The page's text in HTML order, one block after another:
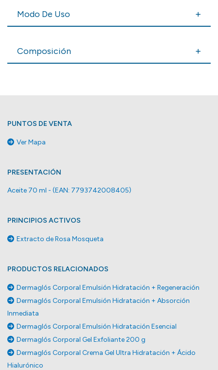
Modo De Uso
Composición
PUNTOS DE VENTA
Ver Mapa
PRESENTACIÓN
Aceite 70 ml - (EAN: 7793742008405)
PRINCIPIOS ACTIVOS
Extracto de Rosa Mosqueta
PRODUCTOS RELACIONADOS
Dermaglós Corporal Emulsión Hidratación + Regeneración
Dermaglós Corporal Emulsión Hidratación + Absorción
Inmediata
Dermaglós Corporal Emulsión Hidratación Esencial
Dermaglós Corporal Gel Exfoliante 200 g
Dermaglós Corporal Crema Gel Ultra Hidratación + Ácido
Hialurónico